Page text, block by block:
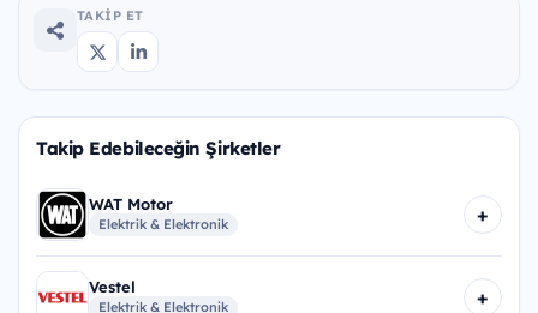
TAKIP ET
Takip Edebileceğin Şirketler
WAT Motor
Elektrik & Elektronik +
Vestel
Elektrik & Elektronik +